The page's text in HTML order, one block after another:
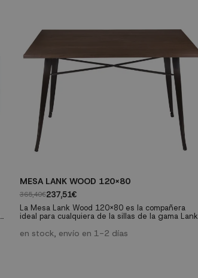
MESA LANK WOOD 120X80
365,40€237,51€
La Mesa Lank Wood 120x80 es la compañera
ideal para cualquiera de la sillas de la gama Lank
espacio actual y con estilo apoyándote en la
en stock, envío en 1-2 días